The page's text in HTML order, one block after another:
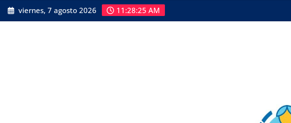
Saltar
al
viernes, 7 agosto 2026 11:28:26 AM